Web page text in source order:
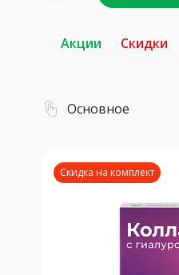
Акции Скидки
Основное
Скидка на комплект